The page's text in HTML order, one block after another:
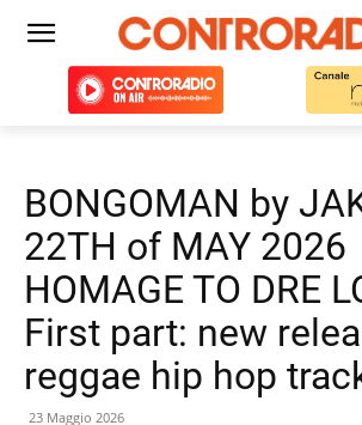
BONGOMAN by
22TH of MAY
HOMAGE TO DRE
First part: new
reggae hip hop
23 Maggio 2026